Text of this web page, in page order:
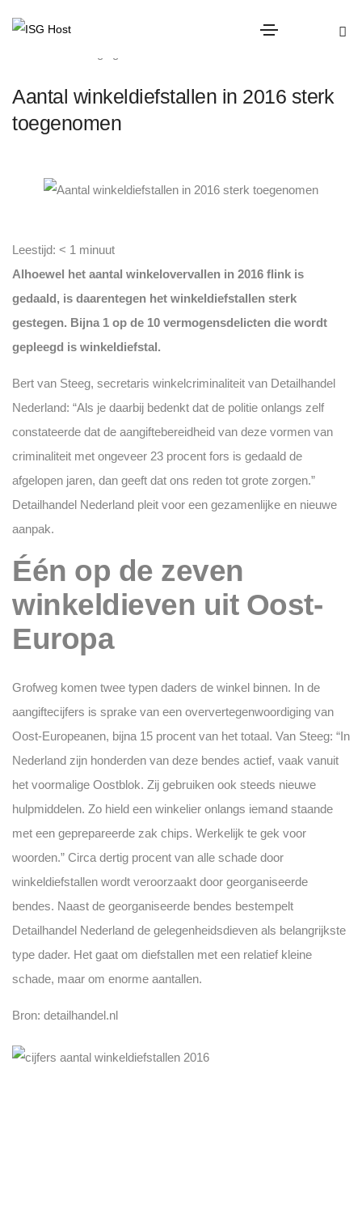
Aantal winkeldiefstallen in 2016 sterk
toegenomen
Leestijd: < 1 minuut
Alhoewel het aantal winkelovervallen in 2016 flink is
gedaald, is daarentegen het winkeldiefstallen sterk
gestegen. Bijna 1 op de 10 vermogensdelicten die wordt
gepleegd is winkeldiefstal.
Bert van Steeg, secretaris winkelcriminaliteit van Detailhandel
Nederland: “Als je daarbij bedenkt dat de politie onlangs zelf
constateerde dat de aangiftebereidheid van deze vormen van
criminaliteit met ongeveer 23 procent fors is gedaald de
afgelopen jaren, dan geeft dat ons reden tot grote zorgen.”
Detailhandel Nederland pleit voor een gezamenlijke en nieuwe
aanpak.
Één op de zeven
winkeldieven uit Oost-
Europa
Grofweg komen twee typen daders de winkel binnen. In de
aangiftecijfers is sprake van een oververtegenwoordiging van
Oost-Europeanen, bijna 15 procent van het totaal. Van Steeg: “In
Nederland zijn honderden van deze bendes actief, vaak vanuit
het voormalige Oostblok. Zij gebruiken ook steeds nieuwe
hulpmiddelen. Zo hield een winkelier onlangs iemand staande
met een geprepareerde zak chips. Werkelijk te gek voor
woorden.” Circa dertig procent van alle schade door
winkeldiefstallen wordt veroorzaakt door georganiseerde
bendes. Naast de georganiseerde bendes bestempelt
Detailhandel Nederland de gelegenheidsdieven als belangrijkste
type dader. Het gaat om diefstallen met een relatief kleine
schade, maar om enorme aantallen.
Bron: detailhandel.nl